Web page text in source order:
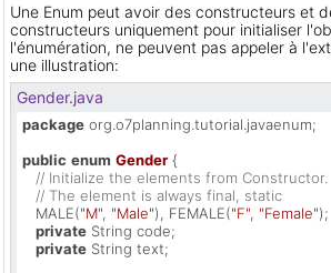
Une Enum peut avoir des constructeurs et
constructeurs uniquement pour initialiser
l'énumération, ne peuvent pas appeler à
une illustration:
Gender.java
package org.o7planning.tutorial.javaenum;
public enum Gender {
// Initialize the elements from Constructor.
// The element is always final, static
   MALE(
"M", "Male"), FEMALE("F", "Female");
private String code;
private String text;